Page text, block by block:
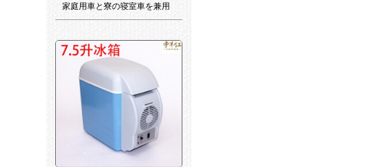
家庭用車と寮の寝室車を兼用
しているシングリア式2019新
冷蔵庫保温層(月光白